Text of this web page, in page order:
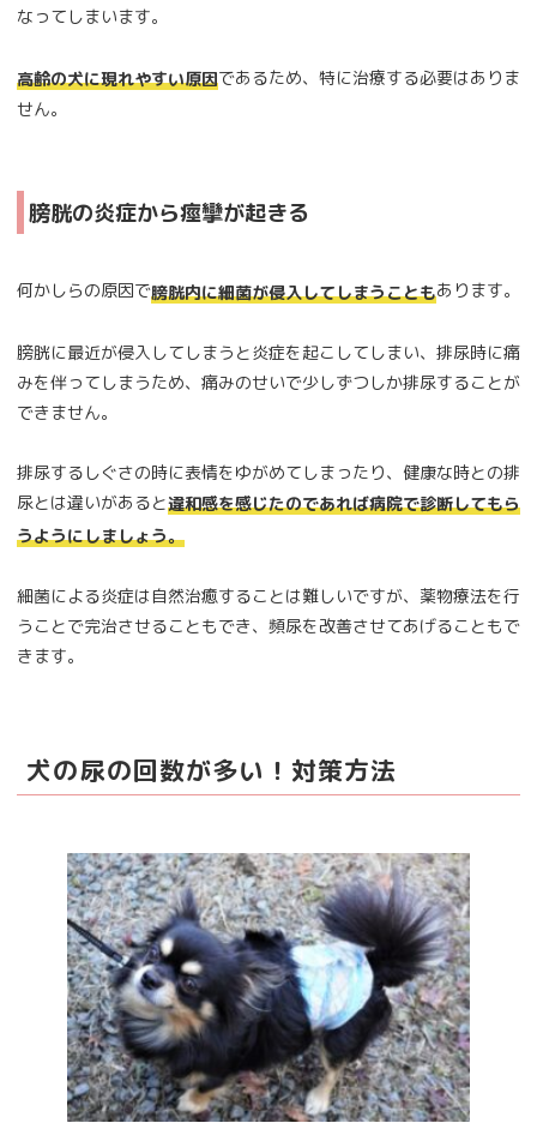
なってしまいます。
高齢の犬に現れやすい原因であるため、特に治療する必要はありま
せん。
膀胱の炎症から痙攣が起きる
何かしらの原因で膀胱内に細菌が侵入してしまうこともあります。
膀胱に最近が侵入してしまうと炎症を起こしてしまい、排尿時に痛
みを伴ってしまうため、痛みのせいで少しずつしか排尿することが
できません。
排尿するしぐさの時に表情をゆがめてしまったり、健康な時との排
尿とは違いがあると違和感を感じたのであれば病院で診断してもら
うようにしましょう。
細菌による炎症は自然治癒することは難しいですが、薬物療法を行
うことで完治させることもでき、頻尿を改善させてあげることもで
きます。
犬の尿の回数が多い！対策方法